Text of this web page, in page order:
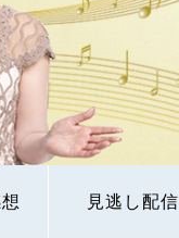
見逃し配信